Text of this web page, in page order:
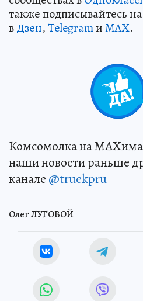
также подписывайтесь
вДзен,TelegramиMAX.
Комсомолка на
наши новости раньше
канале @truekpru
Олег ЛУГОВОЙ